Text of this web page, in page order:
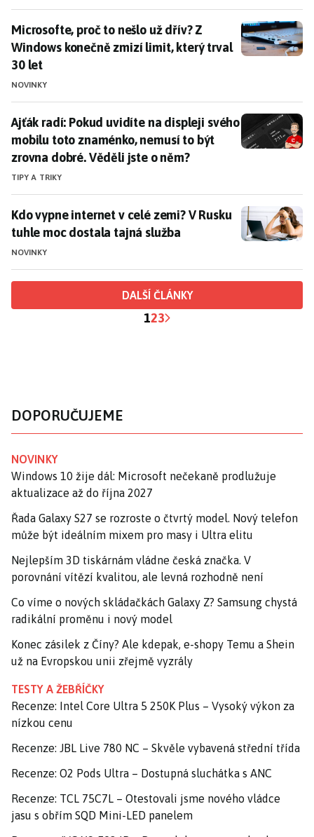
Microsofte, proč to nešlo už dřív? Z Windows
Microsofte, proč to nešlo už dřív? Z
Windows konečně zmizí limit, který trval
30 let
NOVINKY
Ajťák radí: Pokud uvidíte na displeji svého mobilu
Ajťák radí: Pokud uvidíte na displeji svého
mobilu toto znaménko, nemusí to být
zrovna dobré. Věděli jste o něm?
TIPY A TRIKY
Kdo vypne internet v celé zemi? V Rusku tuhle moc
Kdo vypne internet v celé zemi? V Rusku
tuhle moc dostala tajná služba
NOVINKY
DALŠÍ ČLÁNKY
123
DOPORUČUJEME
NOVINKY
Windows 10 žije dál: Microsoft nečekaně prodlužuje
aktualizace až do října 2027
Řada Galaxy S27 se rozroste o čtvrtý model. Nový telefon
může být ideálním mixem pro masy i Ultra elitu
Nejlepším 3D tiskárnám vládne česká značka. V
porovnání vítězí kvalitou, ale levná rozhodně není
Co víme o nových skládačkách Galaxy Z? Samsung chystá
radikální proměnu i nový model
Konec zásilek z Číny? Ale kdepak, e-shopy Temu a Shein
už na Evropskou unii zřejmě vyzrály
TESTY A ŽEBŘÍČKY
Recenze: Intel Core Ultra 5 250K Plus – Vysoký výkon za
nízkou cenu
Recenze: JBL Live 780 NC – Skvěle vybavená střední třída
Recenze: O2 Pods Ultra – Dostupná sluchátka s ANC
Recenze: TCL 75C7L – Otestovali jsme nového vládce
jasu s obřím SQD Mini-LED panelem